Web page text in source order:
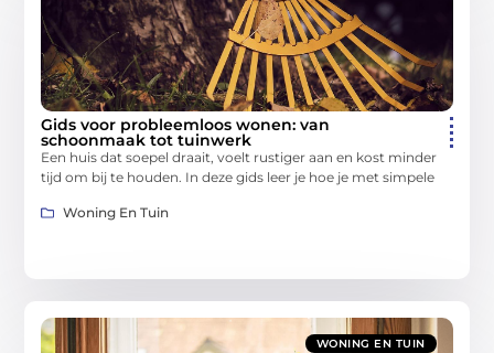
Gids voor probleemloos wonen: van
schoonmaak tot tuinwerk
Een huis dat soepel draait, voelt rustiger aan en kost minder
tijd om bij te houden. In deze gids leer je hoe je met simpele
Woning En Tuin
WONING EN TUIN